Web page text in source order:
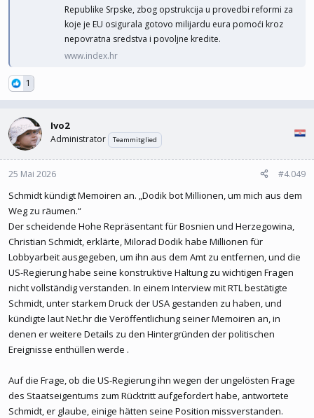
Republike Srpske, zbog opstrukcija u provedbi reformi za
koje je EU osigurala gotovo milijardu eura pomoći kroz
nepovratna sredstva i povoljne kredite.
www.index.hr
1
Ivo2
Administrator Teammitglied
25 Mai 2026 #4.049
Schmidt kündigt Memoiren an. „Dodik bot Millionen, um mich aus dem
Weg zu räumen.“
Der scheidende Hohe Repräsentant für Bosnien und Herzegowina,
Christian Schmidt, erklärte, Milorad Dodik habe Millionen für
Lobbyarbeit ausgegeben, um ihn aus dem Amt zu entfernen, und die
US-Regierung habe seine konstruktive Haltung zu wichtigen Fragen
nicht vollständig verstanden. In einem Interview mit RTL bestätigte
Schmidt, unter starkem Druck der USA gestanden zu haben, und
kündigte laut Net.hr die Veröffentlichung seiner Memoiren an, in
denen er weitere Details zu den Hintergründen der politischen
Ereignisse enthüllen werde .
Auf die Frage, ob die US-Regierung ihn wegen der ungelösten Frage
des Staatseigentums zum Rücktritt aufgefordert habe, antwortete
Schmidt, er glaube, einige hätten seine Position missverstanden.